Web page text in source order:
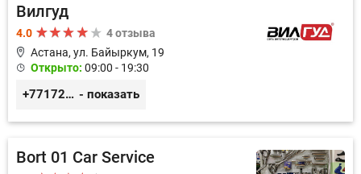
Вилгуд
4.0
4 отзыва
Астана, ул. Байыркум, 19
Открыто: 09:00 - 19:30
+77172978380 - показать
Bort 01 Car Service